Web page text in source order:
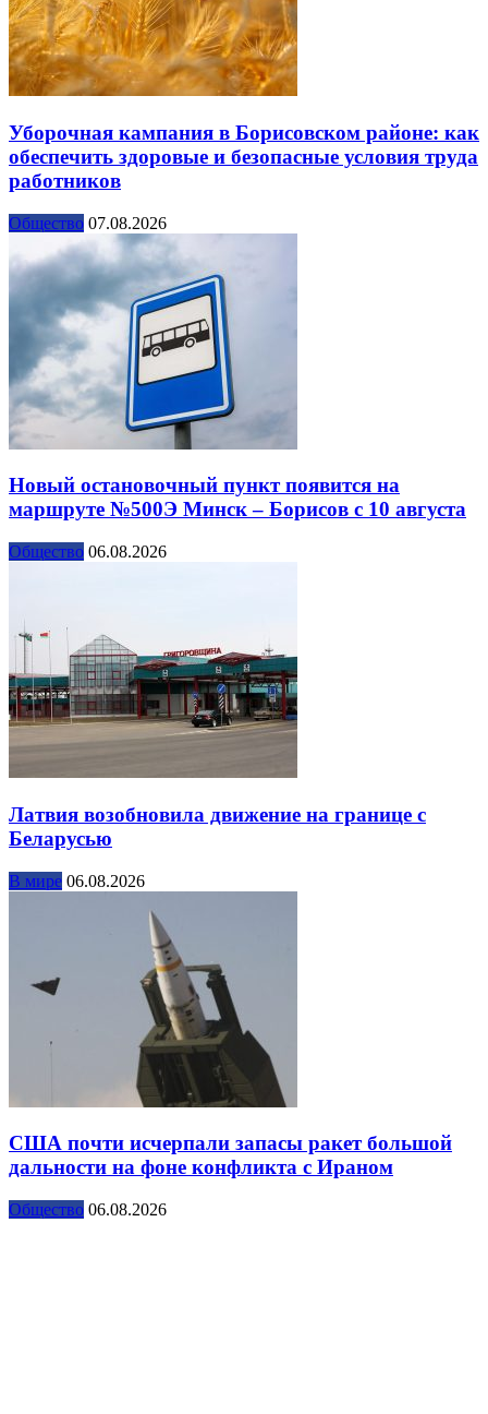
Уборочная кампания в Борисовском районе: как
обеспечить здоровые и безопасные условия труда
работников
Общество 07.08.2026
Новый остановочный пункт появится на
маршруте №500Э Минск – Борисов с 10 августа
Общество 06.08.2026
Латвия возобновила движение на границе с
Беларусью
В мире 06.08.2026
США почти исчерпали запасы ракет большой
дальности на фоне конфликта с Ираном
Общество 06.08.2026